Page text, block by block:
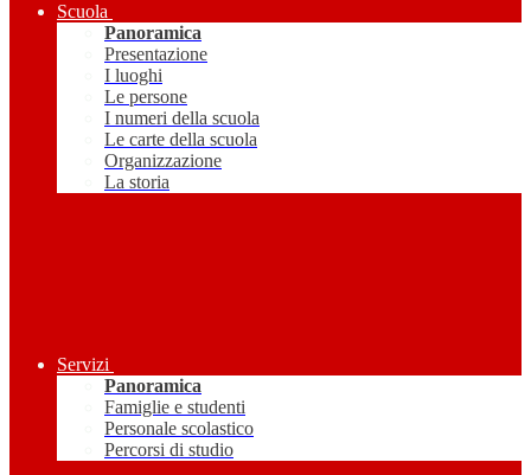
Scuola
Panoramica
Presentazione
I luoghi
Le persone
I numeri della scuola
Le carte della scuola
Organizzazione
La storia
Servizi
Panoramica
Famiglie e studenti
Personale scolastico
Percorsi di studio